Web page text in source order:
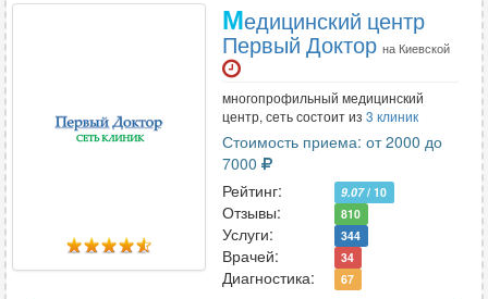
171
матки и придатков 278
матки и придатков трансвагинальное
маточных труб
Медицинский центр
Первый Доктор на Киевской
многопрофильный медицинский
центр, сеть состоит из 3 клиник
Стоимость приема: от 2000 до
7000
Рейтинг:
9.07/ 10
Отзывы: 810
Услуги: 344
Врачей: 34
Диагностика: 67